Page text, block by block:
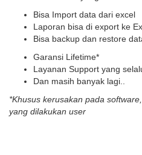
Bisa Import data dari excel
Laporan bisa di export ke
Bisa backup dan restore
Garansi Lifetime*
Layanan Support yang
Dan masih banyak lagi..
*Khusus kerusakan pada
yang dilakukan user